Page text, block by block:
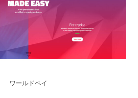
ワールドペイ